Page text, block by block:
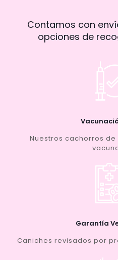
Contamos con
opciones de
Nuestros cachorros
Garantía
Caniches revisados por